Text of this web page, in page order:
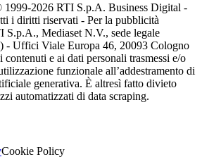
1999-2026 RTI S.p.A. Business Digital -
i diritti riservati - Per la pubblicità
S.p.A., Mediaset N.V., sede legale
- Uffici Viale Europa 46, 20093 Cologno
contenuti e ai dati personali trasmessi e/o
funzionale all’addestramento di
generativa. È altresì fatto divieto
automatizzati di data scraping.
Cookie Policy